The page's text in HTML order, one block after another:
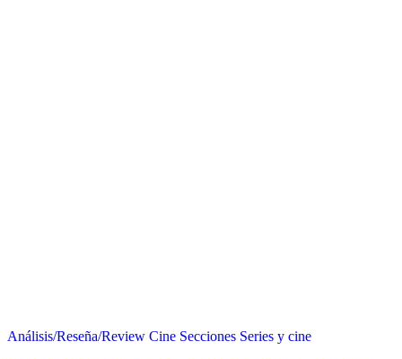
Análisis/Reseña/Review Cine Secciones Series y cine